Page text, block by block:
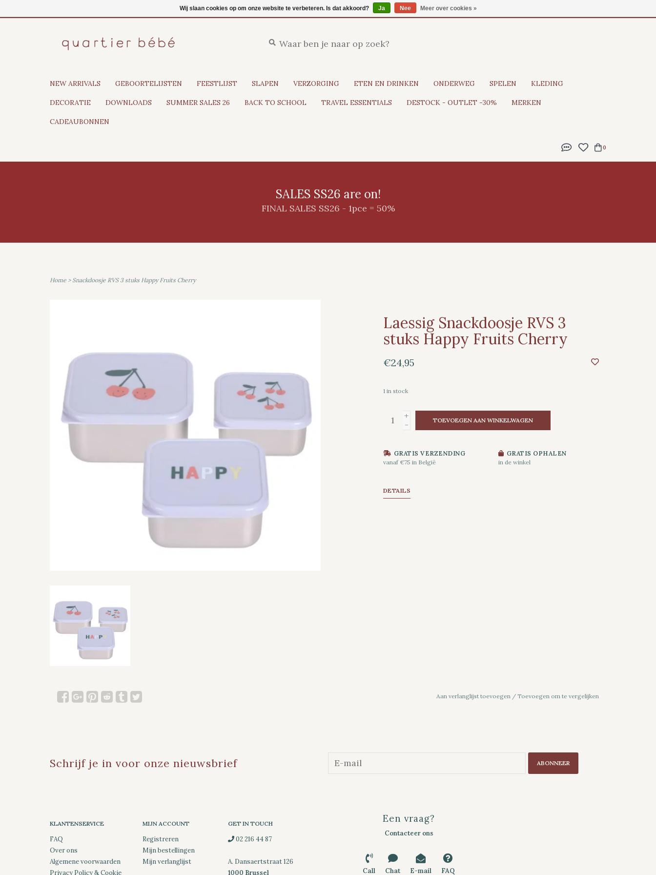
NEW ARRIVALS GEBOORTELIJSTEN FEESTLIJST SLAPEN VERZORGING ETEN EN DRINKEN ONDERWEG SPELEN KLEDING
DECORATIE DOWNLOADS SUMMER SALES 26 BACK TO SCHOOL TRAVEL ESSENTIALS DESTOCK - OUTLET -30% MERKEN
CADEAUBONNEN
0
SALES SS26 are on!
FINAL SALES SS26 - 1pce = 50%
Home > Snackdoosje RVS 3 stuks Happy Fruits Cherry
Laessig Snackdoosje RVS 3
stuks Happy Fruits Cherry
€24,95
1 in stock
+
- TOEVOEGEN AAN WINKELWAGEN
GRATIS VERZENDING
vanaf €75 in België
GRATIS OPHALEN
in de winkel
DETAILS
Aan verlanglijst toevoegen / Toevoegen om te vergelijken
Schrijf je in voor onze nieuwsbrief ABONNEER
KLANTENSERVICE
FAQ
Over ons
Algemene voorwaarden
Privacy Policy & Cookie
MIJN ACCOUNT
Registreren
Mijn bestellingen
Mijn verlanglijst
GET IN TOUCH
02 216 44 87
A. Dansaertstraat 126
1000 Brussel
Een vraag?
Contacteer ons
Call Chat E-mail FAQ
Wij slaan cookies op om onze website te verbeteren. Is dat akkoord? Ja Nee Meer over cookies »